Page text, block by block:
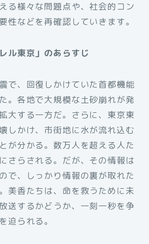
る様々な問題点や、社会的コン
性などを再確認していきます。
ル東京」のあらすじ
で、回復しかけていた首都機能
。各地で大規模な土砂崩れが発
大する一方だ。さらに、東京東
しかけ、市街地に水が流れ込む
が分かる。数万人を超える人た
さらされる。だが、その情報は
で、しっかり情報の裏が取れた
美香たちは、命を救うために未
送するかどうか、一刻一秒を争
迫られる。